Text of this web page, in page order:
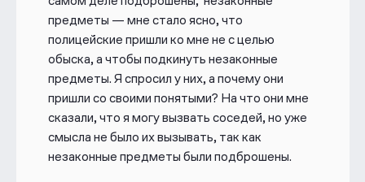
предметы — мне стало ясно, что
полицейские пришли ко мне не с целью
обыска, а чтобы подкинуть незаконные
предметы. Я спросил у них, а почему они
пришли со своими понятыми? На что они мне
сказали, что я могу вызвать соседей, но уже
смысла не было их вызывать, так как
незаконные предметы были подброшены.